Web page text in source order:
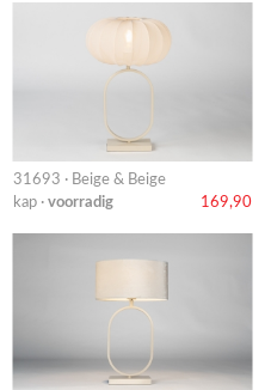
31693 · Beige & Beige
kap · voorradig 169,90